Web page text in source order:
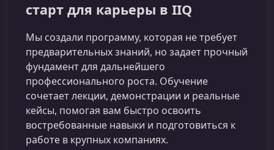
старт для карьеры в IIQ
Мы создали программу, которая не требует
предварительных знаний, но задает прочный
фундамент для дальнейшего
профессионального роста. Обучение
сочетает лекции, демонстрации и реальные
кейсы, помогая вам быстро освоить
востребованные навыки и подготовиться к
работе в крупных компаниях.